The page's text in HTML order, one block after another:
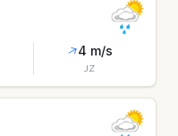
4 m/s
JZ